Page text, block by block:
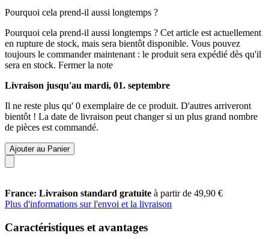
Pourquoi cela prend-il aussi longtemps ?
Pourquoi cela prend-il aussi longtemps ? Cet article est actuellement
en rupture de stock, mais sera bientôt disponible. Vous pouvez
toujours le commander maintenant : le produit sera expédié dès qu'il
sera en stock. Fermer la note
Livraison jusqu'au mardi, 01. septembre
Il ne reste plus qu' 0 exemplaire de ce produit. D'autres arriveront
bientôt ! La date de livraison peut changer si un plus grand nombre
de pièces est commandé.
Ajouter au Panier
France: Livraison standard gratuite à partir de 49,90 €
Plus d'informations sur l'envoi et la livraison
Caractéristiques et avantages